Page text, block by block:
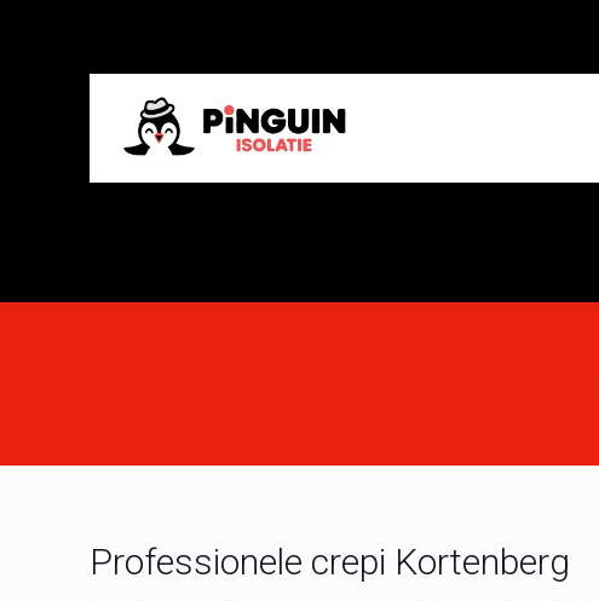
Professionele crepi Kortenberg